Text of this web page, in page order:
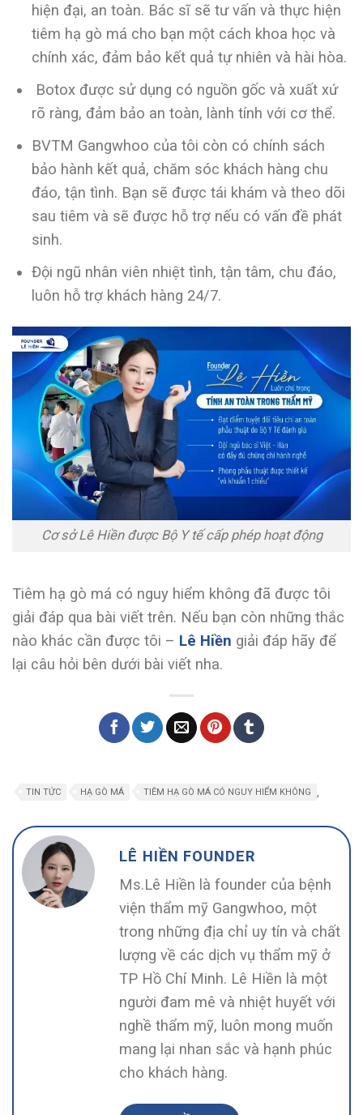
hiện đại, an toàn. Bác sĩ sẽ tư vấn và thực hiện
tiêm hạ gò má cho bạn một cách khoa học và
chính xác, đảm bảo kết quả tự nhiên và hài hòa.
Botox được sử dụng có nguồn gốc và xuất xứ
rõ ràng, đảm bảo an toàn, lành tính với cơ thể.
BVTM Gangwhoo của tôi còn có chính sách
bảo hành kết quả, chăm sóc khách hàng chu
đáo, tận tình. Bạn sẽ được tái khám và theo dõi
sau tiêm và sẽ được hỗ trợ nếu có vấn đề phát
sinh.
Đội ngũ nhân viên nhiệt tình, tận tâm, chu đáo,
luôn hỗ trợ khách hàng 24/7.
Cơ sở Lê Hiền được Bộ Y tế cấp phép hoạt động
Tiêm hạ gò má có nguy hiểm không đã được tôi
giải đáp qua bài viết trên. Nếu bạn còn những thắc
nào khác cần được tôi – Lê Hiền giải đáp hãy để
lại câu hỏi bên dưới bài viết nha.
TIN TỨC HẠ GÒ MÁ ,
TIÊM HẠ GÒ MÁ CÓ NGUY HIỂM KHÔNG
LÊ HIỀN FOUNDER
Ms.Lê Hiền là founder của bệnh
viện thẩm mỹ Gangwhoo, một
trong những địa chỉ uy tín và chất
lượng về các dịch vụ thẩm mỹ ở
TP Hồ Chí Minh. Lê Hiền là một
người đam mê và nhiệt huyết với
nghề thẩm mỹ, luôn mong muốn
mang lại nhan sắc và hạnh phúc
cho khách hàng.